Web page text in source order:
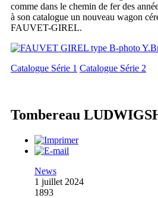
comme dans le chemin de fer des
à son catalogue un nouveau wagon
FAUVET-GIREL.
Catalogue Série 1 Catalogue Série 2
Tombereau
News
1 juillet 2024
1893